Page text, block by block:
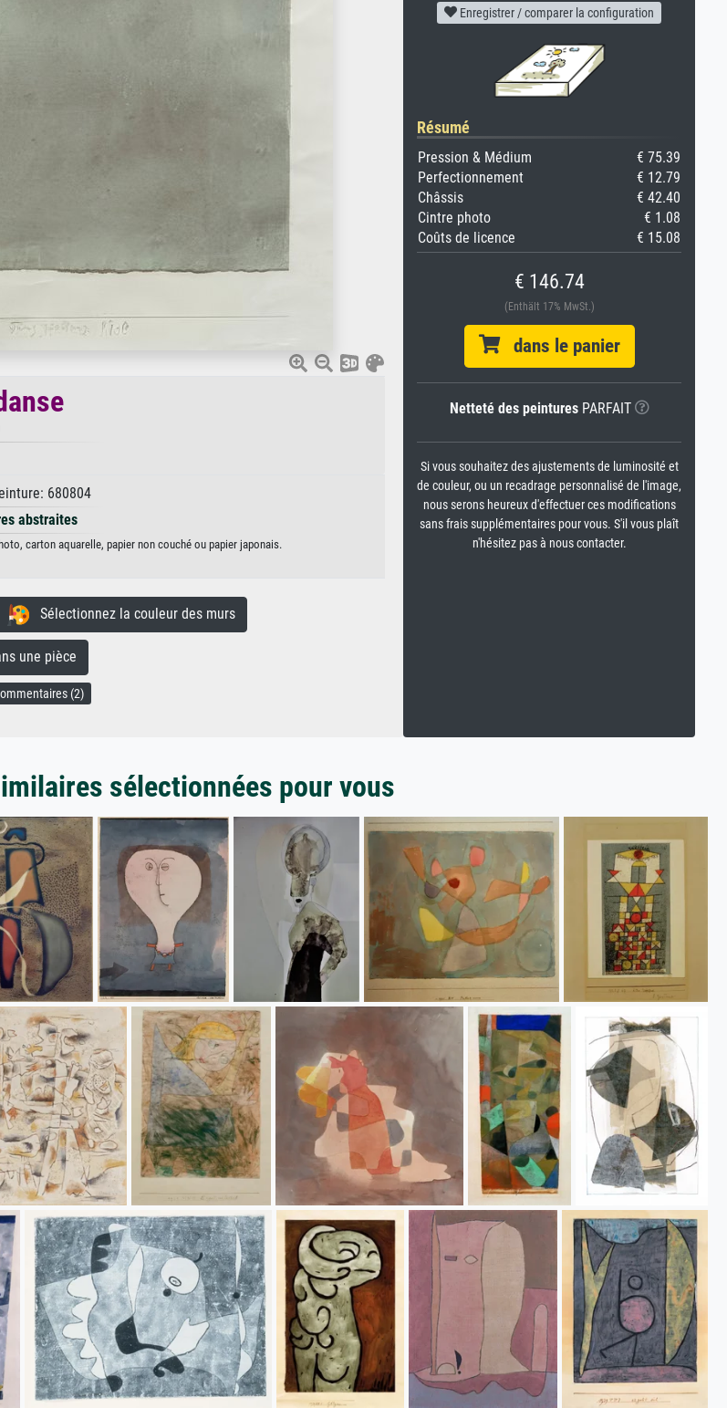
680804
abstraites
carton aquarelle, papier non couché ou papier japonais.
Sélectionnez la couleur des murs
une pièce
(2)
Enregistrer / comparer la configuration
Résumé
Pression & Médium
€ 75.39
Perfectionnement
€ 12.79
Châssis
€ 42.40
Cintre photo
€ 1.08
Coûts de licence
€ 15.08
€ 146.74
(Enthält 17% MwSt.)
dans le panier
Netteté des peinturesPARFAIT
Si vous souhaitez des ajustements de luminosité et
de couleur, ou un recadrage personnalisé de l'image,
nous serons heureux d'effectuer ces modifications
sans frais supplémentaires pour vous. S'il vous plaît
n'hésitez pas à nous contacter.
sélectionnées pour vous